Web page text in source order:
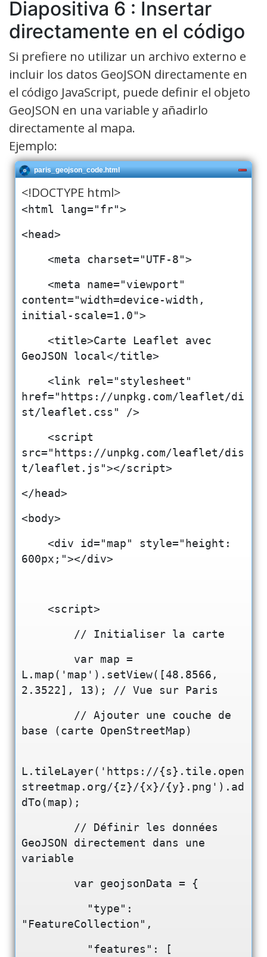
Diapositiva 6 : Insertar
directamente en el código
Si prefiere no utilizar un archivo externo e
incluir los datos GeoJSON directamente en
el código JavaScript, puede definir el objeto
GeoJSON en una variable y añadirlo
directamente al mapa.
Ejemplo:
paris_geojson_code.html
<!DOCTYPE html>
<html lang="fr">
<head>
<meta charset="UTF-8">
<meta name="viewport"
content="width=device-width,
initial-scale=1.0">
<title>Carte Leaflet avec
GeoJSON local</title>
<link rel="stylesheet"
href="https://unpkg.com/leaflet/di
st/leaflet.css" />
<script
src="https://unpkg.com/leaflet/dis
t/leaflet.js"></script>
</head>
<body>
<div id="map" style="height:
600px;"></div>
<script>
// Initialiser la carte
var map =
L.map('map').setView([48.8566,
2.3522], 13); // Vue sur Paris
// Ajouter une couche de
base (carte OpenStreetMap)
L.tileLayer('https://{s}.tile.open
streetmap.org/{z}/{x}/{y}.png').ad
dTo(map);
// Définir les données
GeoJSON directement dans une
variable
var geojsonData = {
"type":
"FeatureCollection",
"features": [